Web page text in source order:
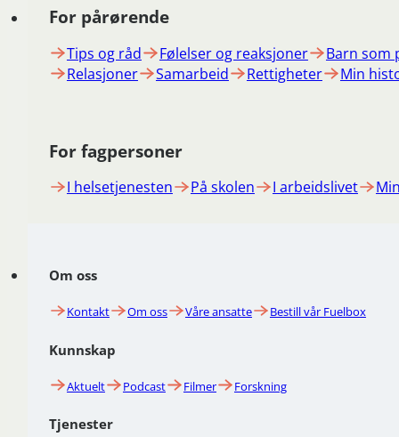
For pårørende
Tips og råd Følelser og reaksjoner
Barn som
Relasjoner
Samarbeid Rettigheter Min
For fagpersoner
I helsetjenesten På skolen I arbeidslivet
Om oss
Kontakt Om oss Våre ansatte Bestill vår Fuelbox
Kunnskap
Aktuelt Podcast Filmer Forskning
Tjenester